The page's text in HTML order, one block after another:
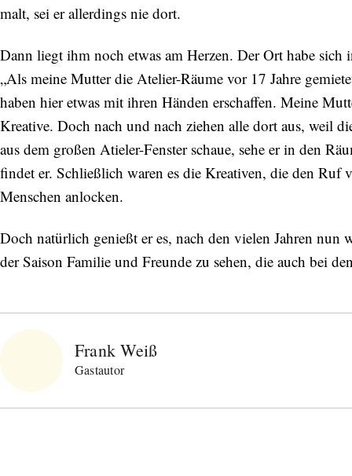
malt, sei er allerdings nie dort.
Dann liegt ihm noch etwas am Herzen. Der Ort habe sich
„Als meine Mutter die Atelier-Räume vor 17 Jahre
haben hier etwas mit ihren Händen erschaffen. Meine
Kreative. Doch nach und nach ziehen alle dort aus, weil
aus dem großen Atieler-Fenster schaue, sehe er in den
findet er. Schließlich waren es die Kreativen, die den Ruf
Menschen anlocken.
Doch natürlich genießt er es, nach den vielen Jahren nun
der Saison Familie und Freunde zu sehen, die auch bei
Frank Weiß
Gastautor